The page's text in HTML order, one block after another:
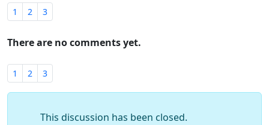
1 2 3
There are no comments yet.
1 2 3
This discussion has been closed.